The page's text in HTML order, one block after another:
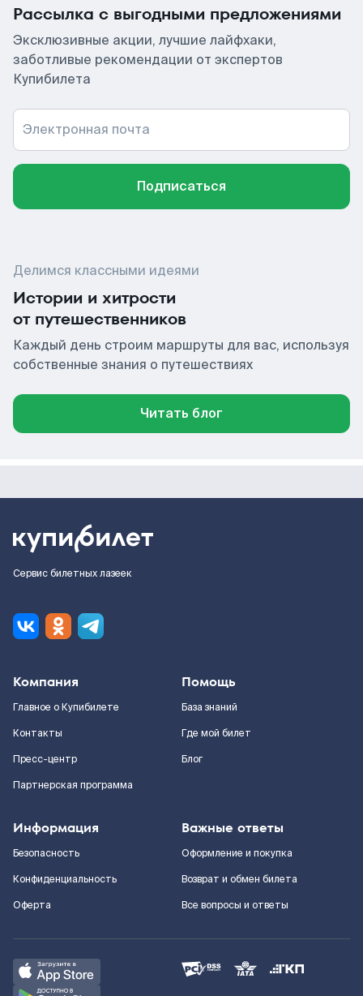
Рассылка с выгодными предложениями
Эксклюзивные акции, лучшие лайфхаки,
заботливые рекомендации от экспертов
Купибилета
Электронная почта
Подписаться
Делимся классными идеями
Истории и хитрости
от путешественников
Каждый день строим маршруты для вас, используя
собственные знания о путешествиях
Читать блог
Сервис билетных лазеек
Компания
Главное о Купибилете
Контакты
Пресс-центр
Партнерская программа
Помощь
База знаний
Где мой билет
Блог
Информация
Безопасность
Конфиденциальность
Оферта
Важные ответы
Оформление и покупка
Возврат и обмен билета
Все вопросы и ответы